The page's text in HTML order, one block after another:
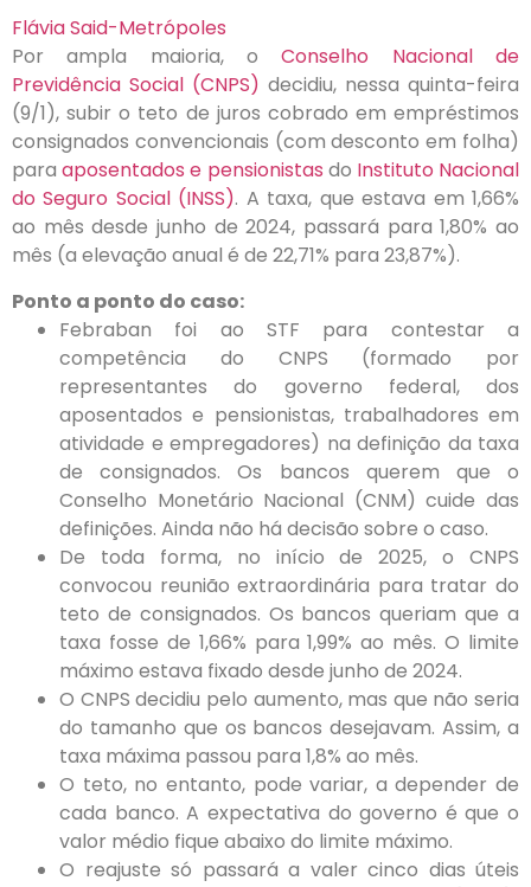
Flávia Said-Metrópoles
Por ampla maioria, oConselho Nacional de
Previdência Social (CNPS) decidiu, nessa quinta-feira
(9/1), subir o teto de juros cobrado em empréstimos
consignados convencionais (com desconto em folha)
paraaposentados e pensionistas do Instituto Nacional
do Seguro Social (INSS). A taxa, que estava em 1,66%
ao mês desde junho de 2024, passará para 1,80% ao
mês (a elevação anual é de 22,71% para 23,87%).
Ponto a ponto do caso:
Febraban foi ao STF para contestar a
competência do CNPS (formado por
representantes do governo federal, dos
aposentados e pensionistas, trabalhadores em
atividade e empregadores) na definição da taxa
de consignados. Os bancos querem que o
Conselho Monetário Nacional (CNM) cuide das
definições. Ainda não há decisão sobre o caso.
De toda forma, no início de 2025, o CNPS
convocou reunião extraordinária para tratar do
teto de consignados. Os bancos queriam que a
taxa fosse de 1,66% para 1,99% ao mês. O limite
máximo estava fixado desde junho de 2024.
O CNPS decidiu pelo aumento, mas que não seria
do tamanho que os bancos desejavam. Assim, a
taxa máxima passou para 1,8% ao mês.
O teto, no entanto, pode variar, a depender de
cada banco. A expectativa do governo é que o
valor médio fique abaixo do limite máximo.
O reajuste só passará a valer cinco dias úteis